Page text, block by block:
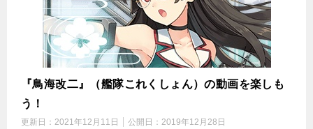
『鳥海改二』（艦隊これくしょん）の動画を楽しも
う！
更新日： 2021年12月11日 公開日： 2019年12月28日